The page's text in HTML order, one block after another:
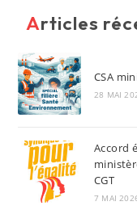
Articles
CSA
28 MAI
Accord
CGT
7 MAI